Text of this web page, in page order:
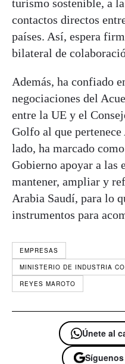
turismo sostenible, a
contactos directos
países. Así, espera
bilateral de
Además, ha confiado
negociaciones del
entre la UE y el
Golfo al que
lado, ha marcado
Gobierno apoyar a las
mantener, ampliar y
Arabia Saudí, para lo
instrumentos para
EMPRESAS
MINISTERIO DE INDUSTRIA
REYES MAROTO
Únete al